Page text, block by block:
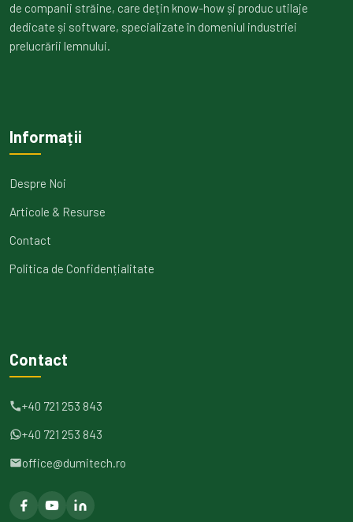
de companii străine, care dețin know-how și produc utilaje
dedicate și software, specializate în domeniul industriei
prelucrării lemnului.
Informații
Despre Noi
Articole & Resurse
Contact
Politica de Confidențialitate
Contact
+40 721 253 843
+40 721 253 843
office@dumitech.ro